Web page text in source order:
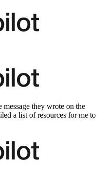
they wrote on the
a list of resources for me to